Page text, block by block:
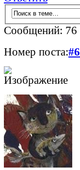
Сообщений: 76
Номер поста: